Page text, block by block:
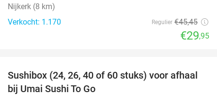
Nijkerk (8 km)
Verkocht: 1.170
Regulier €45,45
€29,95
48%
Sushibox (24, 26, 40 of 60 stuks) voor afhaal
bij Umai Sushi To Go